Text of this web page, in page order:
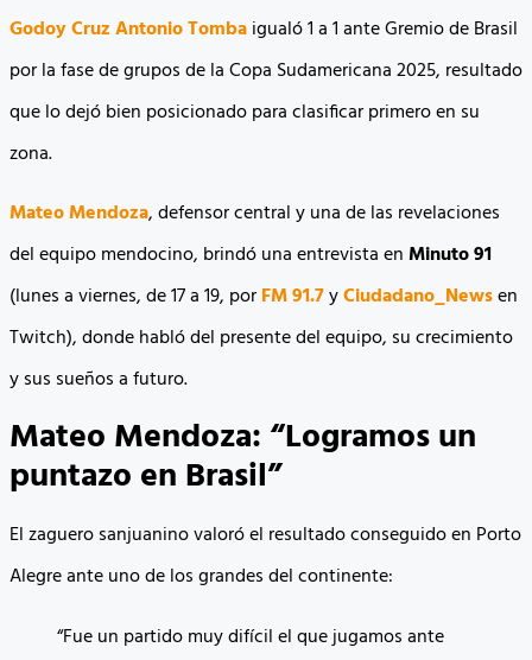
Godoy Cruz Antonio Tombaigualó 1 a 1 ante Gremio de Brasil
por la fase de grupos de la Copa Sudamericana 2025, resultado
que lo dejó bien posicionado para clasificar primero en su
zona.
Mateo Mendoza, defensor central y una de las revelaciones
del equipo mendocino, brindó una entrevista enMinuto 91
(lunes a viernes, de 17 a 19, porFM 91.7yCiudadano_Newsen
Twitch), donde habló del presente del equipo, su crecimiento
y sus sueños a futuro.
Mateo Mendoza: “Logramos un
puntazo en Brasil”
El zaguero sanjuanino valoró el resultado conseguido en Porto
Alegre ante uno de los grandes del continente:
“Fue un partido muy difícil el que jugamos ante